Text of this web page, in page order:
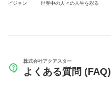
ビジョン 世界中の人々の人生を彩る
株式会社アクアスター
よくある質問 (FAQ)